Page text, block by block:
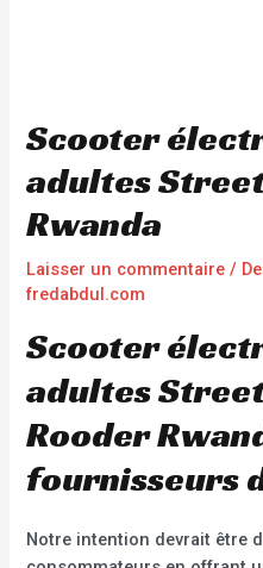
Scooter
adultes
Rwanda
Laisser un commentaire /
fredabdul.com
Scooter
adultes
Rooder
fournisseurs
Notre intention devrait être